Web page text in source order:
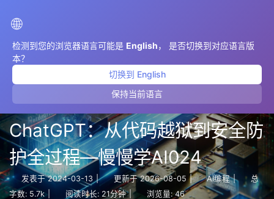
🌐
检测到您的浏览器语言可能是 English， 是否切换到对应语言版
本？
切换到 English
保持当前语言
【技术深度解析】探索
ChatGPT：从代码越狱到安全防
护全过程—慢慢学AI024
发表于 2024-03-13 | 更新于 2026-08-05 | AI编程 |
总
字数: 5.7k 阅读时长: 21分钟 | 浏览量: 46